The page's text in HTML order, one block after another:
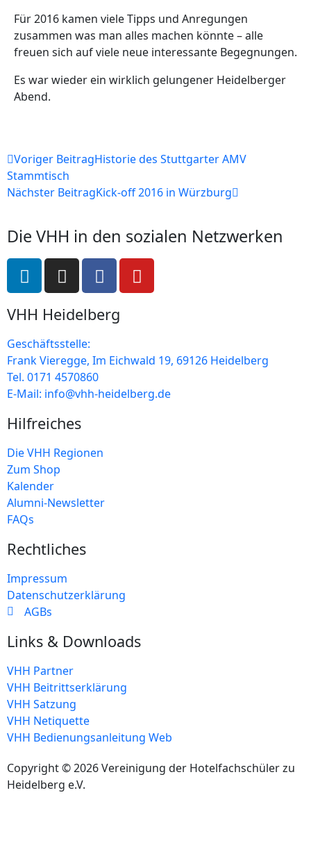
Für 2016 kamen viele Tipps und Anregungen
zusammen was man alles machen könnte – alle
freuen sich auf viele neue interessante Begegnungen.
Es war wieder ein wirklich gelungener Heidelberger
Abend.
Voriger BeitragHistorie des Stuttgarter AMV
Stammtisch
Nächster BeitragKick-off 2016 in Würzburg
Die VHH in den sozialen Netzwerken
VHH Heidelberg
Geschäftsstelle:
Frank Vieregge, Im Eichwald 19, 69126 Heidelberg
Tel. 0171 4570860
E-Mail: info@vhh-heidelberg.de
Hilfreiches
Die VHH Regionen
Zum Shop
Kalender
Alumni-Newsletter
FAQs
Rechtliches
Impressum
Datenschutzerklärung
AGBs
Links & Downloads
VHH Partner
VHH Beitrittserklärung
VHH Satzung
VHH Netiquette
VHH Bedienungsanleitung Web
Copyright © 2026 Vereinigung der Hotelfachschüler zu
Heidelberg e.V.